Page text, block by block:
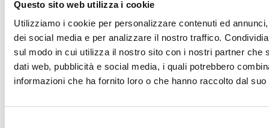
Questo sito web utilizza i cookie
Utilizziamo i cookie per personalizzare contenuti ed
dei social media e per analizzare il nostro traffico.
sul modo in cui utilizza il nostro sito con i nostri partner che
dati web, pubblicità e social media, i quali potrebbero
informazioni che ha fornito loro o che hanno raccolto dal